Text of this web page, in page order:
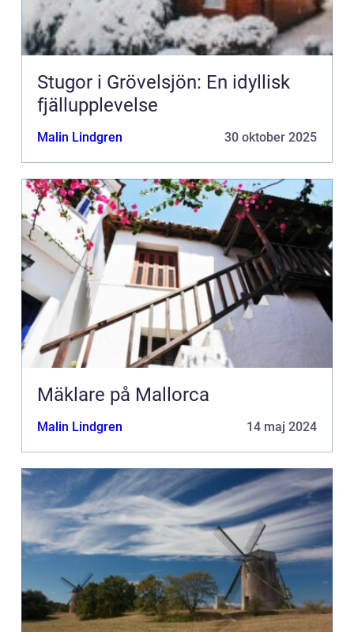
Stugor i Grövelsjön: En idyllisk
fjällupplevelse
Malin Lindgren 30 oktober 2025
Mäklare på Mallorca
Malin Lindgren 14 maj 2024